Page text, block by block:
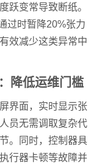
跃变常导致断纸。
过时暂降20%张力
效减少这类异常中
降低运维门槛
界面，实时显示张
员无需调取复杂代
。同时，控制器具
行器卡顿等故障并